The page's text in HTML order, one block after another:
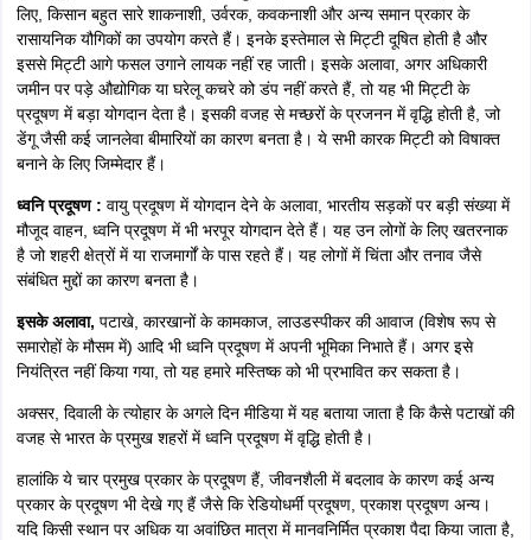
लिए, किसान बहुत सारे शाकनाशी, उर्वरक, कवकनाशी और अन्य समान प्रकार के
रासायनिक यौगिकों का उपयोग करते हैं। इनके इस्तेमाल से मिट्टी दूषित होती है और
इससे मिट्टी आगे फसल उगाने लायक नहीं रह जाती। इसके अलावा, अगर अधिकारी
जमीन पर पड़े औद्योगिक या घरेलू कचरे को डंप नहीं करते हैं, तो यह भी मिट्टी के
प्रदूषण में बड़ा योगदान देता है। इसकी वजह से मच्छरों के प्रजनन में वृद्धि होती है, जो
डेंगू जैसी कई जानलेवा बीमारियों का कारण बनता है। ये सभी कारक मिट्टी को विषाक्त
बनाने के लिए जिम्मेदार हैं।
ध्वनि प्रदूषण : वायु प्रदूषण में योगदान देने के अलावा, भारतीय सड़कों पर बड़ी संख्या में
मौजूद वाहन, ध्वनि प्रदूषण में भी भरपूर योगदान देते हैं। यह उन लोगों के लिए खतरनाक
है जो शहरी क्षेत्रों में या राजमार्गों के पास रहते हैं। यह लोगों में चिंता और तनाव जैसे
संबंधित मुद्दों का कारण बनता है।
इसके अलावा, पटाखे, कारखानों के कामकाज, लाउडस्पीकर की आवाज (विशेष रूप से
समारोहों के मौसम में) आदि भी ध्वनि प्रदूषण में अपनी भूमिका निभाते हैं। अगर इसे
नियंत्रित नहीं किया गया, तो यह हमारे मस्तिष्क को भी प्रभावित कर सकता है।
अक्सर, दिवाली के त्योहार के अगले दिन मीडिया में यह बताया जाता है कि कैसे पटाखों की
वजह से भारत के प्रमुख शहरों में ध्वनि प्रदूषण में वृद्धि होती है।
हालांकि ये चार प्रमुख प्रकार के प्रदूषण हैं, जीवनशैली में बदलाव के कारण कई अन्य
प्रकार के प्रदूषण भी देखे गए हैं जैसे कि रेडियोधर्मी प्रदूषण, प्रकाश प्रदूषण अन्य।
यदि किसी स्थान पर अधिक या अवांछित मात्रा में मानवनिर्मित प्रकाश पैदा किया जाता है,